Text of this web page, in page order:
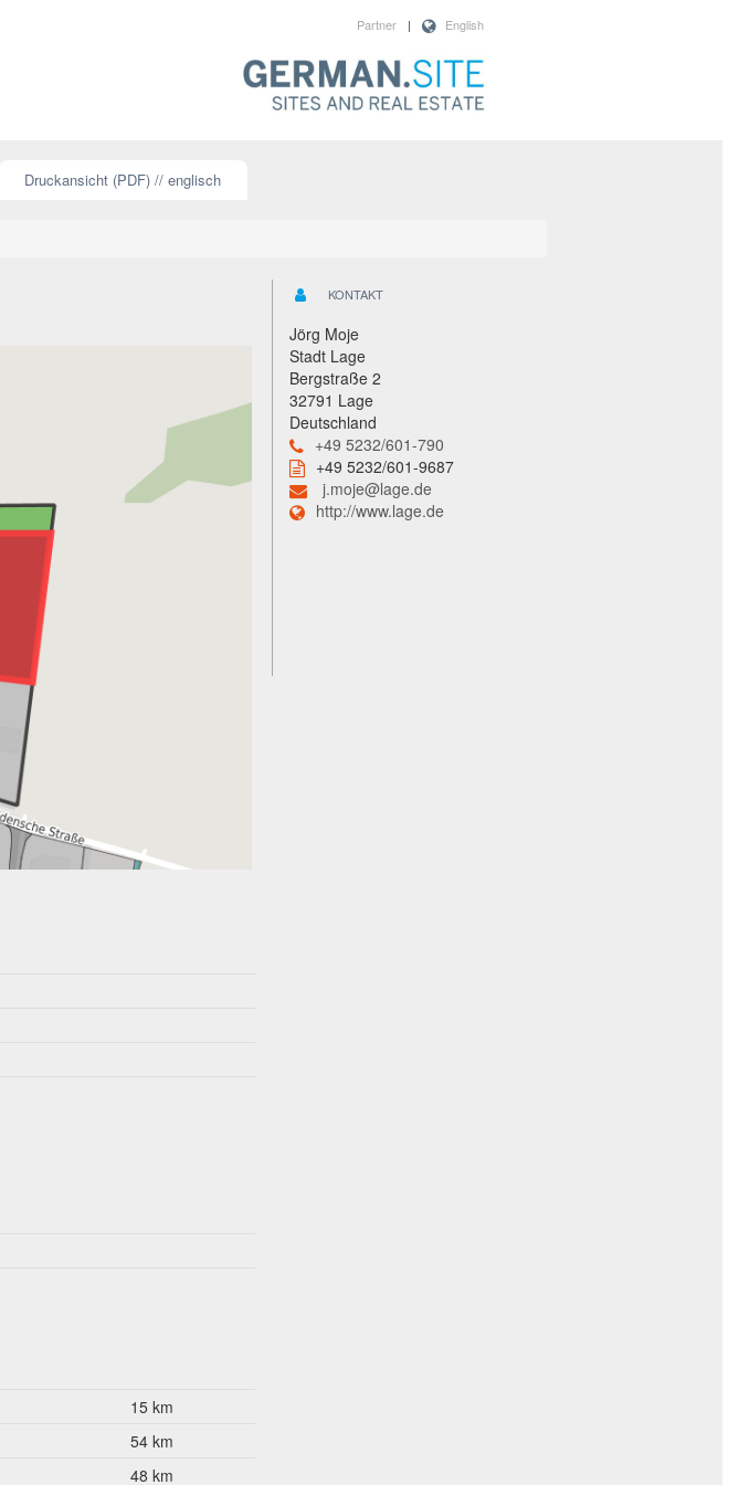
English
|
Partner
Druckansicht (PDF) // englisch
15 km
54 km
48 km
KONTAKT
Jörg Moje
Stadt Lage
Bergstraße 2
32791 Lage
Deutschland
+49 5232/601-790
+49 5232/601-9687
j.moje@lage.de
http://www.lage.de